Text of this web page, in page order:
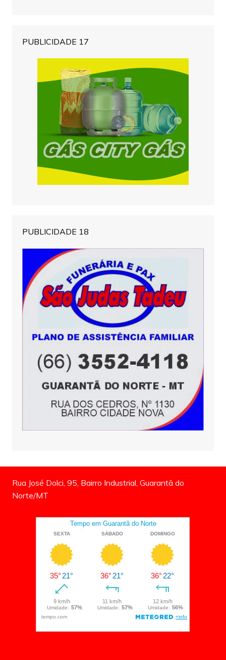
PUBLICIDADE 17
PUBLICIDADE 18
Rua José Dolci, 95, Bairro Industrial, Guarantã do
Norte/MT